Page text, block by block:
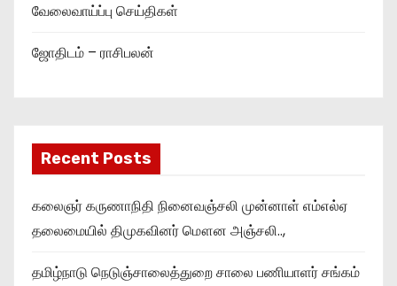
வேலைவாய்ப்பு செய்திகள்
ஜோதிடம் – ராசிபலன்
Recent Posts
கலைஞர் கருணாநிதி நினைவஞ்சலி முன்னாள் எம்எல்ஏ
தலைமையில் திமுகவினர் மௌன அஞ்சலி..,
தமிழ்நாடு நெடுஞ்சாலைத்துறை சாலை பணியாளர் சங்கம்